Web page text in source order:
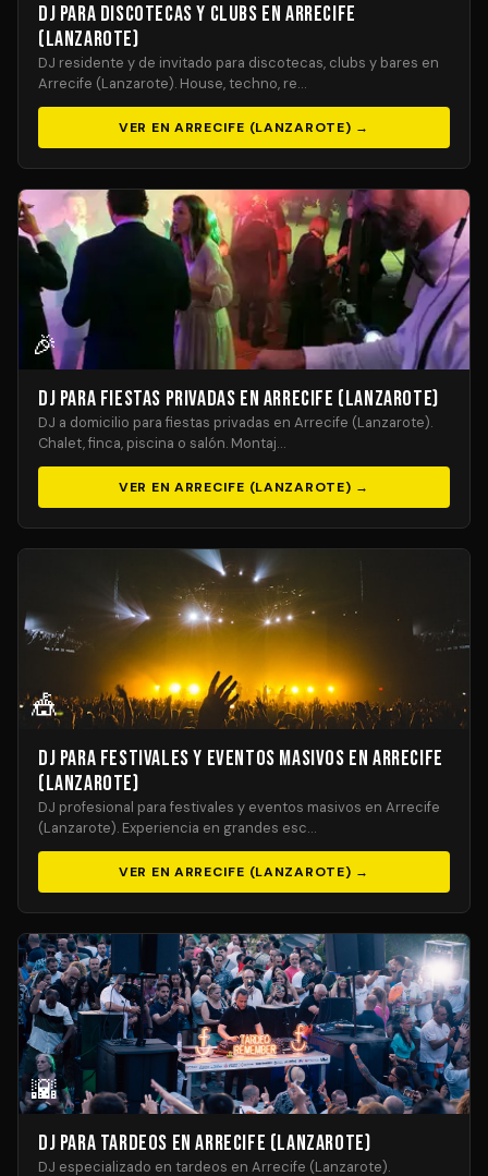
DJ para Discotecas y Clubs en Arrecife
(Lanzarote)
DJ residente y de invitado para discotecas, clubs y bares en
Arrecife (Lanzarote). House, techno, re…
VER EN ARRECIFE (LANZAROTE) →
🎉
DJ para Fiestas Privadas en Arrecife (Lanzarote)
DJ a domicilio para fiestas privadas en Arrecife (Lanzarote).
Chalet, finca, piscina o salón. Montaj…
VER EN ARRECIFE (LANZAROTE) →
🎪
DJ para Festivales y Eventos Masivos en Arrecife
(Lanzarote)
DJ profesional para festivales y eventos masivos en Arrecife
(Lanzarote). Experiencia en grandes esc…
VER EN ARRECIFE (LANZAROTE) →
🌇
DJ para Tardeos en Arrecife (Lanzarote)
DJ especializado en tardeos en Arrecife (Lanzarote).